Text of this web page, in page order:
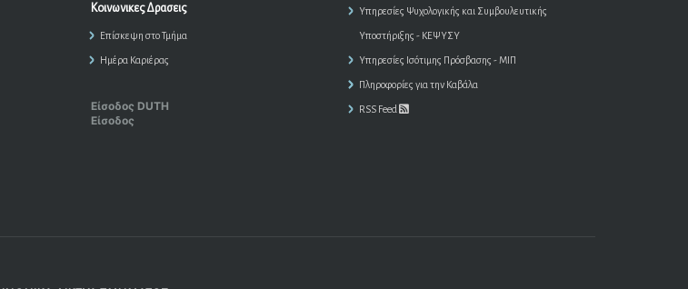
Κοινωνικες Δρασεις
Επίσκεψη στο Τμήμα
Ημέρα Καριέρας
Είσοδος DUTH
Είσοδος
Υπηρεσίες Ψυχολογικής και Συμβουλευτικής
Υποστήριξης - ΚΕΨΥΣΥ
Υπηρεσίες Ισότιμης Πρόσβασης - ΜΙΠ
Πληροφορίες για την Καβάλα
RSS Feed